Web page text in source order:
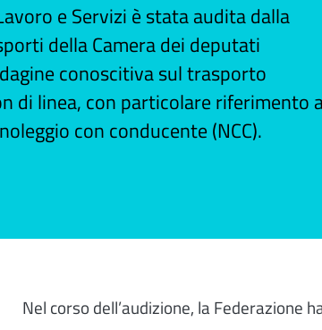
e Servizi è stata audita dalla
della Camera dei deputati
conoscitiva sul trasporto
di linea, con particolare riferimento
con conducente (NCC).
Nel corso dell’audizione, la Federazione